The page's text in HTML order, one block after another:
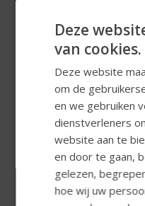
Firmware Update
Permobil
voor uw
Met onze nieuwste
kunnen we onze
voortdurend
firmware-updates.
Platform uitgeruste
Deze
van cookies.
Deze website
om de
en we gebruiken
dienstverleners
website aan te
en door te gaan,
gelezen,
hoe wij uw